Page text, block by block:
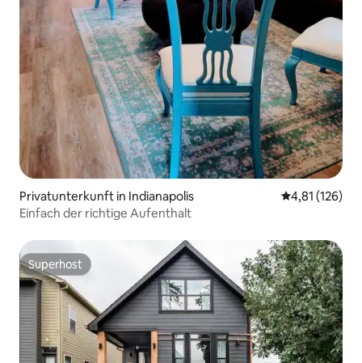
Privatunterkunft in Indianapolis
4,81 (126)
Einfach der richtige Aufenthalt
Superhost
Superhost